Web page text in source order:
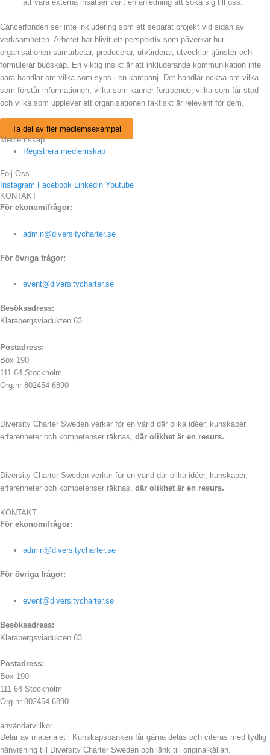
att våra externa insatser varit en anledning att söka sig till oss.
Cancerfonden ser inte inkludering som ett separat projekt vid sidan av
verksamheten. Arbetet har blivit ett perspektiv som påverkar hur
organisationen samarbetar, producerar, utvärderar, utvecklar tjänster och
formulerar budskap. En viktig insikt är att inkluderande kommunikation inte
bara handlar om vilka som syns i en kampanj. Det handlar också om vilka
som förstår informationen, vilka som känner förtroende, vilka som får stöd
och vilka som upplever att organisationen faktiskt är relevant för dem.
Ta del av fler medlemsexempel
Medlemskap
Registrera medlemskap
Följ Oss
Instagram Facebook Linkedin Youtube
KONTAKT
För ekonomifrågor:
admin@diversitycharter.se
För övriga frågor:
event@diversitycharter.se
Besöksadress:
Klarabergsviadukten 63
Postadress:
Box 190
111 64 Stockholm
Org.nr 802454-6890
Diversity Charter Sweden verkar för en värld där olika idéer, kunskaper,
erfarenheter och kompetenser räknas, där olikhet är en resurs.
Diversity Charter Sweden verkar för en värld där olika idéer, kunskaper,
erfarenheter och kompetenser räknas, där olikhet är en resurs.
KONTAKT
För ekonomifrågor:
admin@diversitycharter.se
För övriga frågor:
event@diversitycharter.se
Besöksadress:
Klarabergsviadukten 63
Postadress:
Box 190
111 64 Stockholm
Org.nr 802454-6890
användarvillkor
Delar av materialet i Kunskapsbanken får gärna delas och citeras med tydlig
hänvisning till Diversity Charter Sweden och länk till originalkällan.